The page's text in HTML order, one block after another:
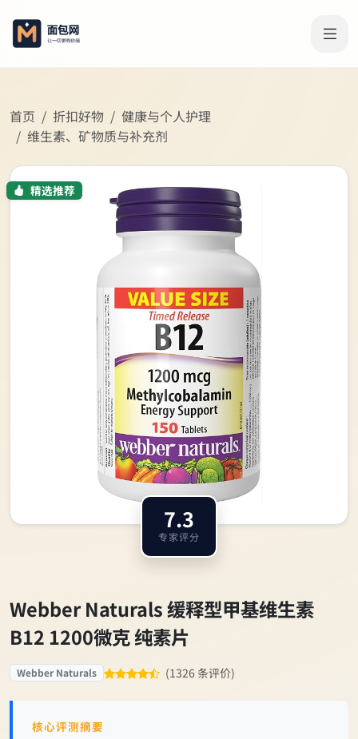
首页 折扣好物
健康与个人护理
维生素、矿物质与补充剂
精选推荐
7.3
专家评分
Webber Naturals 缓释型甲基维生素
B12 1200微克 纯素片
Webber Naturals (1326 条评价)
核心评测摘要